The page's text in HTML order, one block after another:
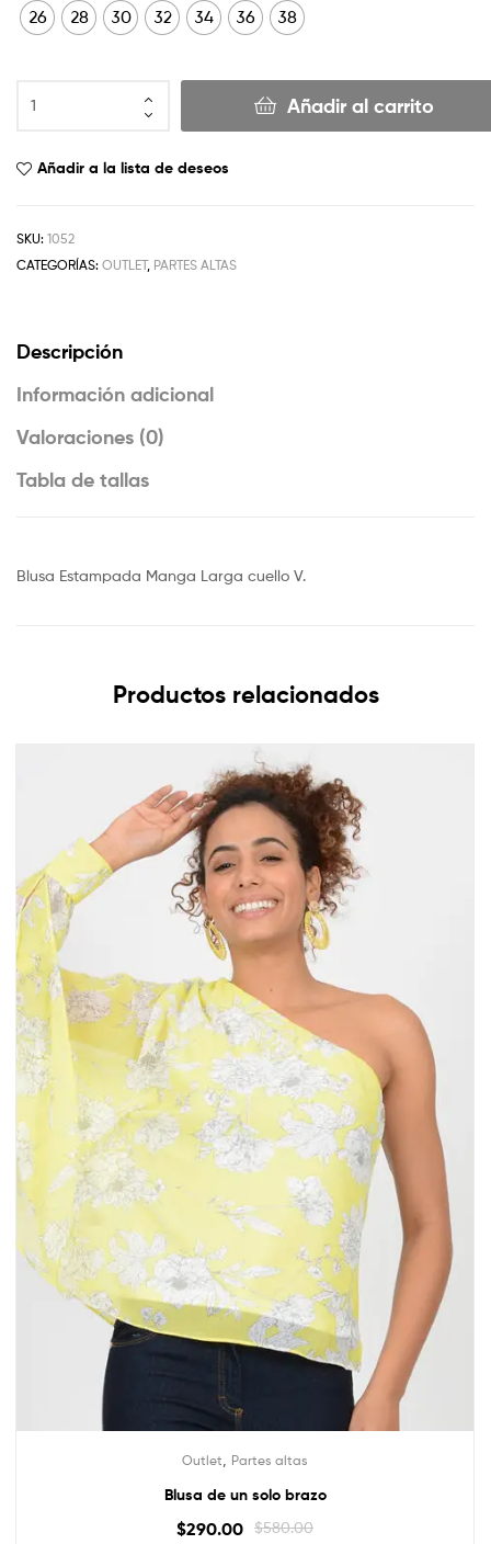
26 28 30 32 34 36 38
Añadir al carrito
Añadir a la lista de deseos
SKU: 1052
CATEGORÍAS: OUTLET, PARTES ALTAS
Descripción
Información adicional
Valoraciones (0)
Tabla de tallas
Blusa Estampada Manga Larga cuello V.
Productos relacionados
Outlet Partes altas
Blusa de un solo brazo
$580.00
$290.00